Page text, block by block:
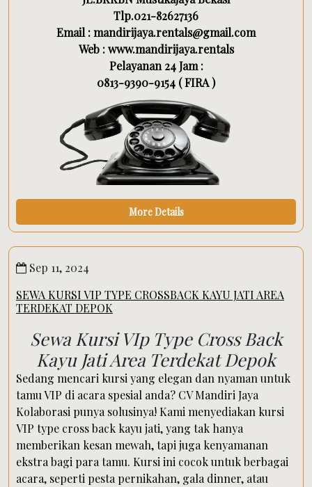
Tlp.021-82627136
Email : mandirijaya.rentals@gmail.com
Web : www.mandirijaya.rentals
Pelayanan 24 Jam :
0813-9390-9154 ( FIRA )
More Details
Sep 11, 2024
SEWA KURSI VIP TYPE CROSSBACK KAYU JATI AREA
TERDEKAT DEPOK
Sewa Kursi VIp Type Cross Back
Kayu Jati Area Terdekat Depok
Sedang mencari kursi yang elegan dan nyaman untuk
tamu VIP di acara spesial anda? CV Mandiri Jaya
Kolaborasi punya solusinya! Kami menyediakan kursi
VIP type cross back kayu jati, yang tak hanya
memberikan kesan mewah, tapi juga kenyamanan
ekstra bagi para tamu. Kursi ini cocok untuk berbagai
acara, seperti pesta pernikahan, gala dinner, atau